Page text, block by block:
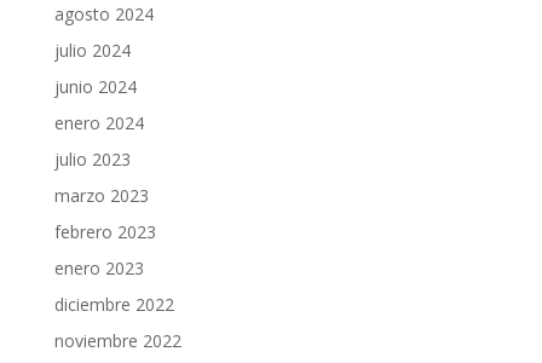
agosto 2024
julio 2024
junio 2024
enero 2024
julio 2023
marzo 2023
febrero 2023
enero 2023
diciembre 2022
noviembre 2022